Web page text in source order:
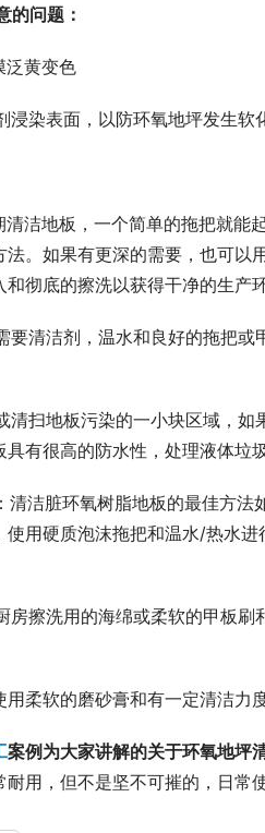
的问题：
泛黄变色
染表面，以防环氧地坪发生软
洁地板，一个简单的拖把就
。如果有更深的需要，也可以
彻底的擦洗以获得干净的生产环
要清洁剂，温水和良好的拖把
清扫地板污染的一小块区域，
有很高的防水性，处理液体垃
清洁脏环氧树脂地板的最佳方
用硬质泡沫拖把和温水/热水
房擦洗用的海绵或柔软的甲板
柔软的磨砂膏和有一定清洁力
案例为大家讲解的关于环氧地坪
用，但不是坚不可摧的，日常